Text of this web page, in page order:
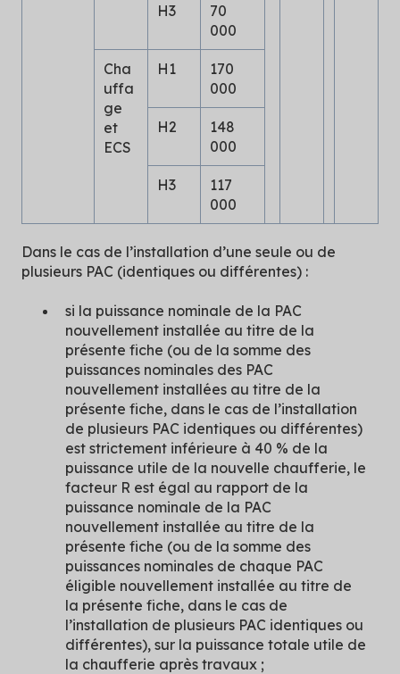
H3
70
000
Cha
uffa
ge
et
ECS
H1
170
000
H2
148
000
H3
117
000
Dans le cas de l’installation d’une seule ou de
plusieurs PAC (identiques ou différentes) :
si la puissance nominale de la PAC
nouvellement installée au titre de la
présente fiche (ou de la somme des
puissances nominales des PAC
nouvellement installées au titre de la
présente fiche, dans le cas de l’installation
de plusieurs PAC identiques ou différentes)
est strictement inférieure à 40 % de la
puissance utile de la nouvelle chaufferie, le
facteur R est égal au rapport de la
puissance nominale de la PAC
nouvellement installée au titre de la
présente fiche (ou de la somme des
puissances nominales de chaque PAC
éligible nouvellement installée au titre de
la présente fiche, dans le cas de
l’installation de plusieurs PAC identiques ou
différentes), sur la puissance totale utile de
la chaufferie après travaux ;